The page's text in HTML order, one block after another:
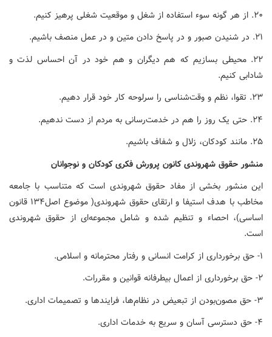
۲۰. از هر گونه سوء استفاده از شغل و موقعیت شغلی پرهیز کنیم.
۲۱. در شنیدن صبور و در پاسخ دادن متین و در عمل منصف باشیم.
۲۲. محیطی بسازیم که هم دیگران و هم خود در آن احساس لذت و
شادابی کنیم.
۲۳. تقوا، نظم و وقت‌شناسی را سرلوحه کار خود قرار دهیم.
۲۴. حتی یک روز را هم در خدمت‌رسانی به مردم از دست ندهیم.
۲۵. مانند کودکان، زلال و شفاف باشیم.
منشور حقوق شهروندی کانون پرورش فکری کودکان و نوجوانان
این منشور بخشی از مفاد حقوق شهروندی است که متناسب با جامعه
مخاطب با هدف استیفا و ارتقای حقوق شهروندی( موضوع اصل۱۳۴ قانون
اساسی)، احصاء و تنظیم شده و شامل مجموعه‌ای از حقوق شهروندی
است.
۱- حق برخورداری از کرامت انسانی و رفتار محترمانه و اسلامی.
۲- حق برخورداری از اعمال بیطرفانه قوانین و مقررات.
۳- حق مصون‌بودن از تبعیض در نظام‌ها، فرایندها و تصمیمات اداری.
۴- حق دسترسی آسان و سریع به خدمات اداری.